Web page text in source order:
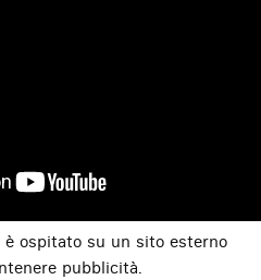
è ospitato su un sito esterno
pubblicità.